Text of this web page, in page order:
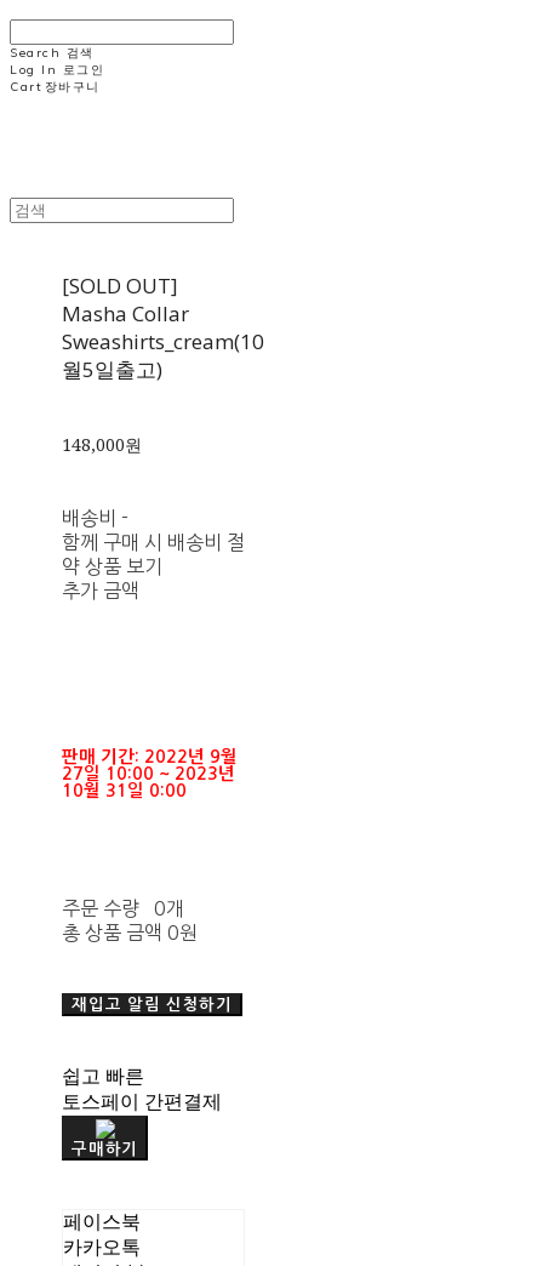
Search
검색
Log In
로그인
Cart 장바구니
[SOLD OUT]
Masha Collar
Sweashirts_cream(10
월5일출고)
148,000원
배송비 -
함께 구매 시 배송비 절
약 상품 보기
추가 금액
판매 기간: 2022년 9월
27일 10:00 ~ 2023년
10월 31일 0:00
주문 수량
0개
총 상품 금액 0원
재입고 알림 신청하기
쉽고 빠른
토스페이 간편결제
구매하기
페이스북
카카오톡